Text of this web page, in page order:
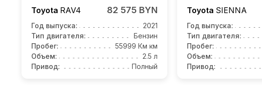
Toyota RAV4 82 575 BYN
Год выпуска:
2021
Тип двигателя:
Бензин
Пробег:
55999 Км км
Объем:
2.5 л
Привод:
Полный
Toyota SIENNA
Год выпуска:
Тип двигателя:
Пробег:
Объем:
Привод: